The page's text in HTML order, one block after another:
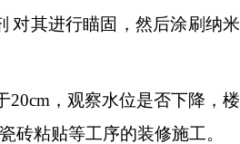
对其进行瞄固，然后涂刷纳米
20cm，观察水位是否下降，楼
砖粘贴等工序的装修施工。